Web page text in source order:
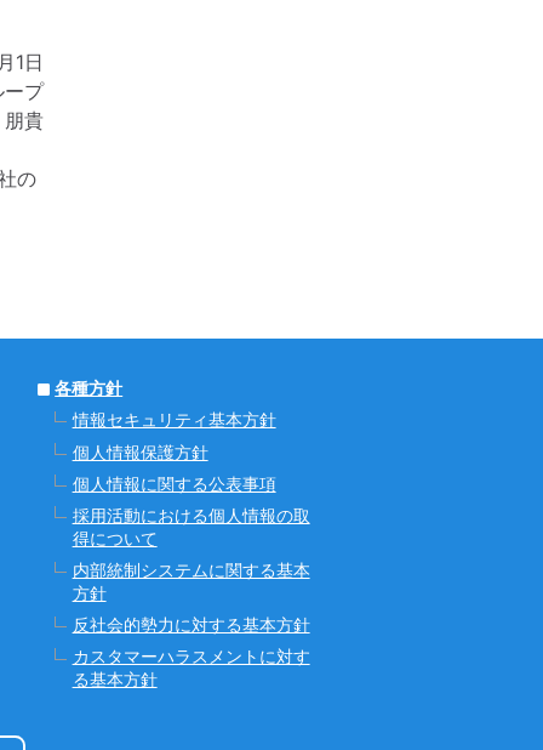
1日
ープ
貴
の
各種方針
情報セキュリティ基本方針
個人情報保護方針
個人情報に関する公表事項
採用活動における個人情報の取
得について
内部統制システムに関する基本
方針
反社会的勢力に対する基本方針
カスタマーハラスメントに対す
る基本方針